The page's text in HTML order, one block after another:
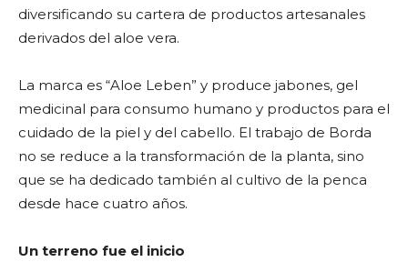
diversificando su cartera de productos artesanales
derivados del aloe vera.
La marca es “Aloe Leben” y produce jabones, gel
medicinal para consumo humano y productos para el
cuidado de la piel y del cabello. El trabajo de Borda
no se reduce a la transformación de la planta, sino
que se ha dedicado también al cultivo de la penca
desde hace cuatro años.
Un terreno fue el inicio